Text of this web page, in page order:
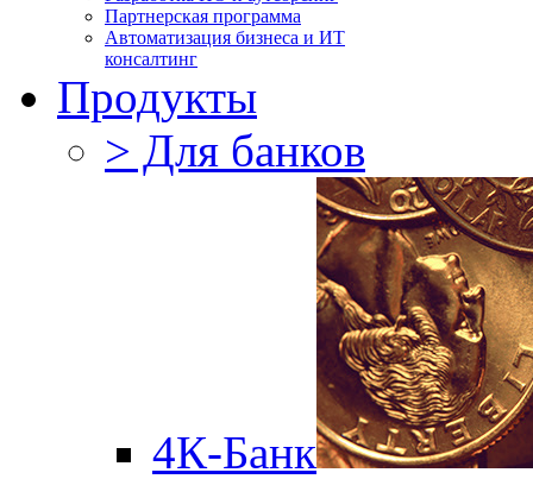
Партнерская программа
Автоматизация бизнеса и ИТ
консалтинг
Продукты
> Для банков
4К-Банк